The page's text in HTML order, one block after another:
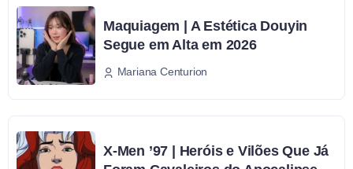
Maquiagem | A Estética Douyin
Segue em Alta em 2026
Mariana Centurion
X-Men ’97 | Heróis e Vilões Que Já